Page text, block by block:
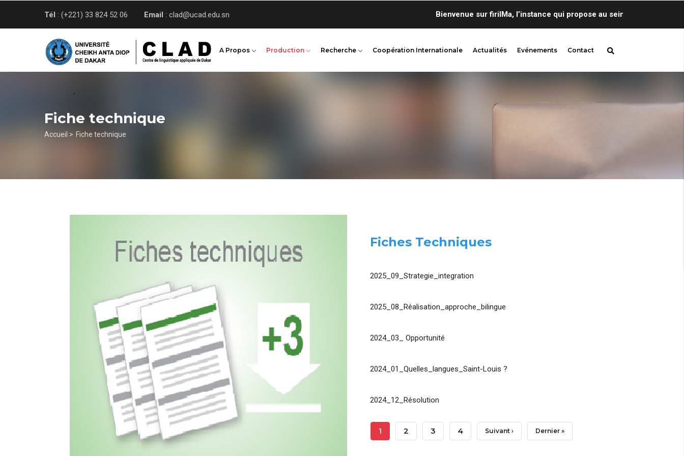
Tél : (+221) 33 824 52 06 Email : clad@ucad.edu.sn Bienvenue sur firilMa, l’instance qui propose au sein de Centre de
A Propos Production Recherche Coopération Internationale Actualités Evénements Contact
Fiche technique
Fil
Accueil > Fiche technique
Fiches Techniques
2025_09_Strategie_integration
2025_08_Réalisation_approche_bilingue
2024_03_ Opportunité
2024_01_Quelles_langues_Saint-Louis ?
2024_12_Résolution
Pagination
Page
1 Page
2 Page
3 Page
4 Page
Suivant › Dernière
Dernier »